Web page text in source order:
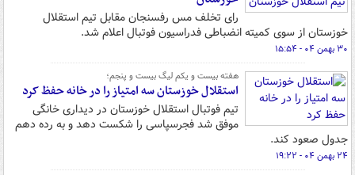
رای تخلف مس رفسنجان مقابل تیم استقلال
خوزستان از سوی کمیته انضباطی فدراسیون فوتبال اعلام شد.
۳۰ بهمن ۰۴ - ۱۵:۵۴
هفته بیست و یکم لیگ بیست و پنجم؛
استقلال خوزستان سه امتیاز را در خانه حفظ کرد
تیم فوتبال استقلال خوزستان در دیداری خانگی
موفق شد فجرسپاسی را شکست دهد و به رده دهم
جدول صعود کند.
۲۴ بهمن ۰۴ - ۱۹:۲۲